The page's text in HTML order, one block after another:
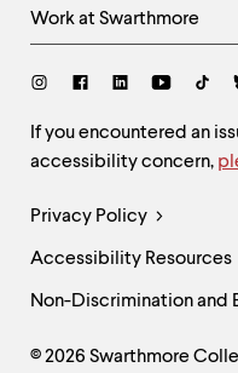
Work at Swarthmore
Social
Site
Feedback
and
If you encountered an
accessibility concern,
Legal
Links
Privacy Policy
Accessibility Resources
Non-Discrimination and
© 2026 Swarthmore